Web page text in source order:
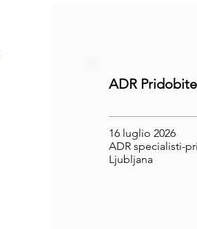
ADR
16 luglio 2026
ADR specialisti-
Ljubljana